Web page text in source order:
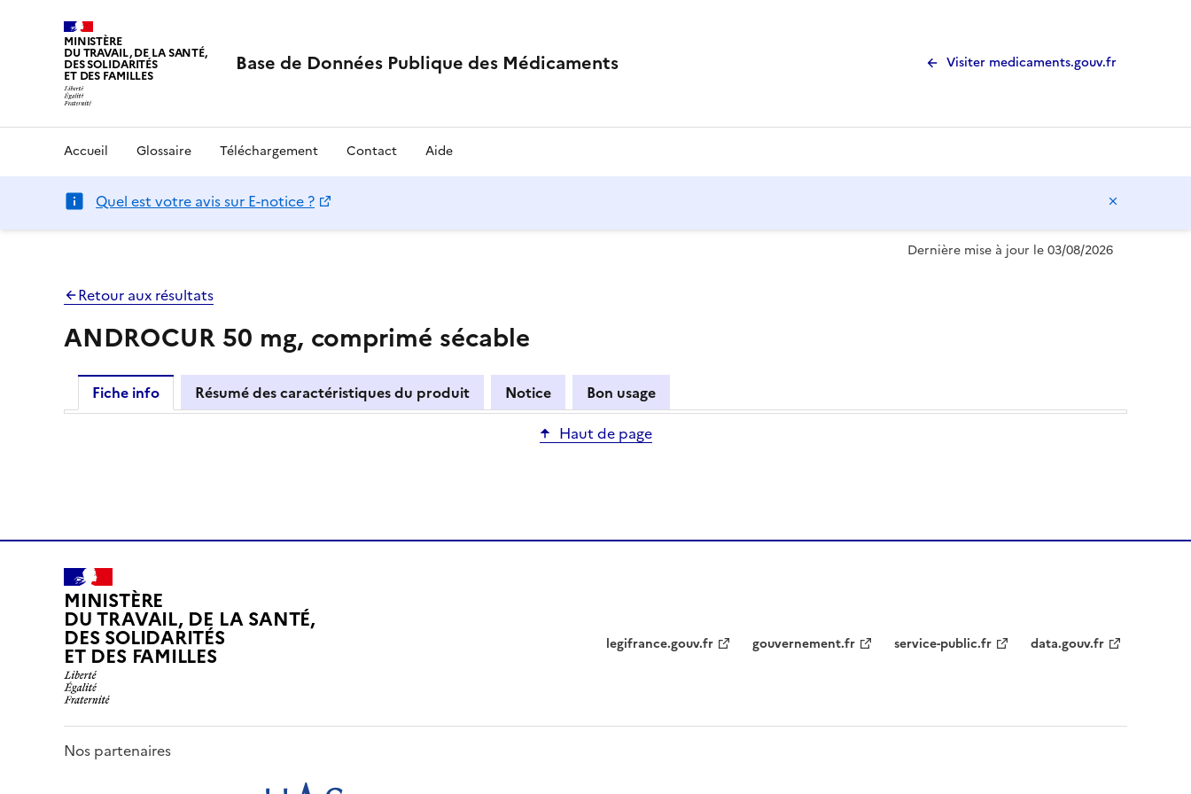
MINISTÈRE
DU TRAVAIL, DE LA SANTÉ,
DES SOLIDARITÉS
ET DES FAMILLES Base de Données Publique des Médicaments Visiter medicaments.gouv.fr
Accueil Glossaire Téléchargement Contact Aide
Quel est votre avis sur E-notice ?
Dernière mise à jour le 03/08/2026
Retour aux résultats
ANDROCUR 50 mg, comprimé sécable
Fiche info Résumé des caractéristiques du produit Notice
Bon usage
Haut de page
MINISTÈRE
DU TRAVAIL, DE LA SANTÉ,
DES SOLIDARITÉS
ET DES FAMILLES legifrance.gouv.fr gouvernement.fr service-public.fr data.gouv.fr
Nos partenaires